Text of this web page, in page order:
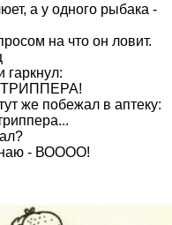
а у одного рыбака -
на что он ловит.
же побежал в аптеку:
- ВОООО!